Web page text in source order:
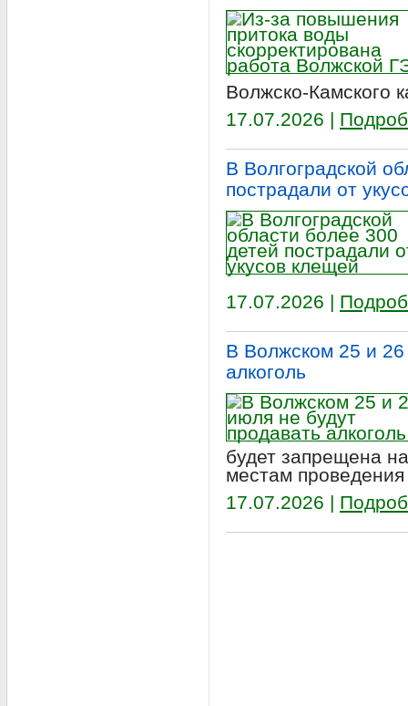
Волжско‑Камского
17.07.2026 |
В Волгоградской
пострадали от
17.07.2026 |
В Волжском 25 и 26
алкоголь
будет запрещена
местам
17.07.2026 |